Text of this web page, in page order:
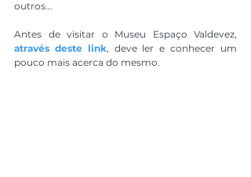
outros...
através deste link, deve ler e conhecer um
pouco mais acerca do mesmo.